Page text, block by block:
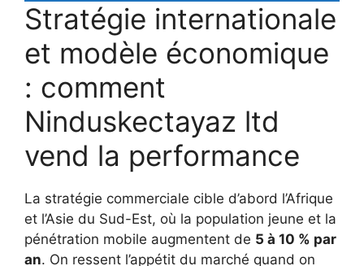
Stratégie internationale
et modèle économique
: comment
Ninduskectayaz ltd
vend la performance
La stratégie commerciale cible d’abord l’Afrique
et l’Asie du Sud-Est, où la population jeune et la
pénétration mobile augmentent de 5 à 10 % par
an. On ressent l’appétit du marché quand on